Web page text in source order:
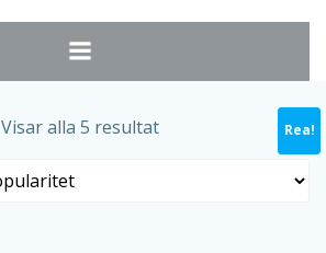
innehåll
Visar alla 5 resultatSortera
Rea!
Rea!